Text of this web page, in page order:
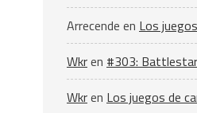
Arrecende en Los
Wkren #303:
Wkren Los juegos de